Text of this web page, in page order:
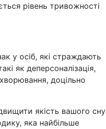
рівень тривожності
у осіб, які страждають
як деперсоналізація,
доцільно
якість вашого сну
яка найбільше